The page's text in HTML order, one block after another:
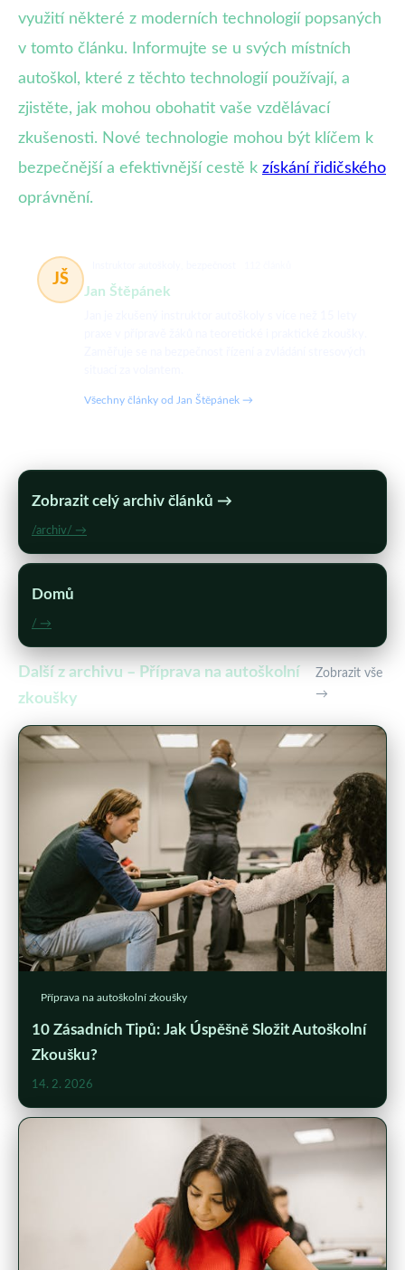
využití některé z moderních technologií popsaných
v tomto článku. Informujte se u svých místních
autoškol, které z těchto technologií používají, a
zjistěte, jak mohou obohatit vaše vzdělávací
zkušenosti. Nové technologie mohou být klíčem k
bezpečnější a efektivnější cestě k získání řidičského
oprávnění.
JŠ
Jan Štěpánek
Všechny články od Jan Štěpánek →
Zobrazit celý archiv článků →
/archiv/ →
Domů
/ →
Další z archivu – Příprava na autoškolní
zkoušky
Zobrazit vše
→
Příprava na autoškolní zkoušky
10 Zásadních Tipů: Jak Úspěšně Složit Autoškolní
Zkoušku?
14. 2. 2026